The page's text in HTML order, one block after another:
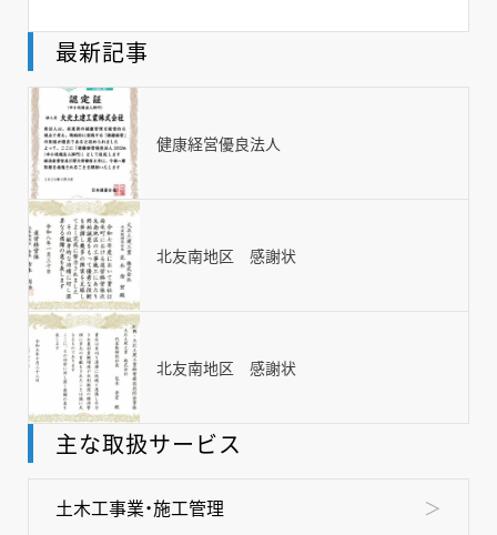
TOP
NEWS
最新記事
健康経営優良法人
北友南地区 感謝状
北友南地区 感謝状
主な取扱サービス
土木工事業・施工管理